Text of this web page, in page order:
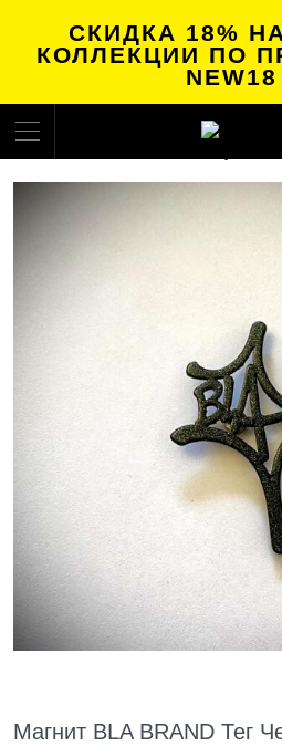
СКИДКА 18%
КОЛЛЕКЦИИ ПО
NEW18
Магнит BLA BRAND Тег